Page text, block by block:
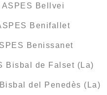
Bellvei
Benifallet
Benissanet
Bisbal de Falset (La)
del Penedès (La)